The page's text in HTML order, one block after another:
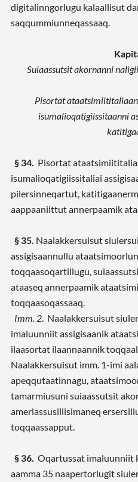
digitalinngorlugu kalaallisut
saqqummiunneqassaaq.
Suiaassutsit akornanni
Pisortat
isumalioqatigiissitaanni
§ 34. Pisortat
isumalioqatigiissitaliai
pilersinneqartut,
aappaaniittut annerpaamik
§ 35. Naalakkersuisut
assigisaannullu
toqqaasoqartillugu,
ataaseq annerpaamik
toqqaasoqassaaq.
Imm. 2 . Naalakkersuisut
imaluunniit assigisaanik
ilaasortat ilaannaannik
Naalakkersuisut imm. 1-imi
apeqqutaatinnagu,
tamarmiusuni suiaassutsit
amerlassusiliisimaneq
toqqaassapput.
§ 36. Oqartussat imaluunniit
aamma 35 naapertorlugit